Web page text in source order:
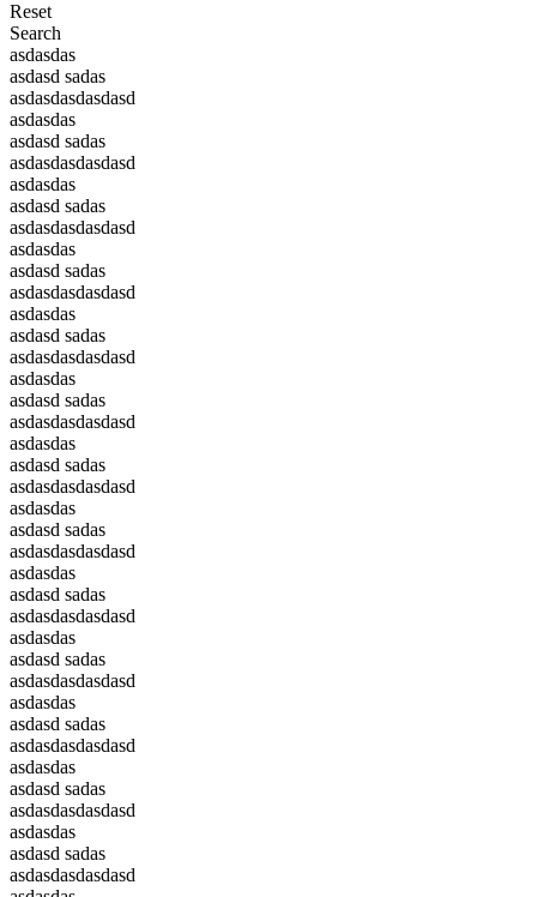
Reset
Search
asdasdas
asdasd sadas
asdasdasdasdasd
asdasdas
asdasd sadas
asdasdasdasdasd
asdasdas
asdasd sadas
asdasdasdasdasd
asdasdas
asdasd sadas
asdasdasdasdasd
asdasdas
asdasd sadas
asdasdasdasdasd
asdasdas
asdasd sadas
asdasdasdasdasd
asdasdas
asdasd sadas
asdasdasdasdasd
asdasdas
asdasd sadas
asdasdasdasdasd
asdasdas
asdasd sadas
asdasdasdasdasd
asdasdas
asdasd sadas
asdasdasdasdasd
asdasdas
asdasd sadas
asdasdasdasdasd
asdasdas
asdasd sadas
asdasdasdasdasd
asdasdas
asdasd sadas
asdasdasdasdasd